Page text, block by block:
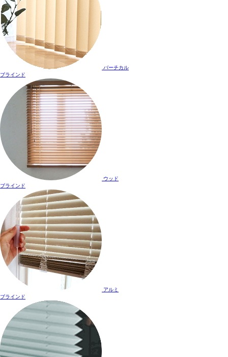
バーチカル
ブラインド
ウッド
ブラインド
アルミ
ブラインド